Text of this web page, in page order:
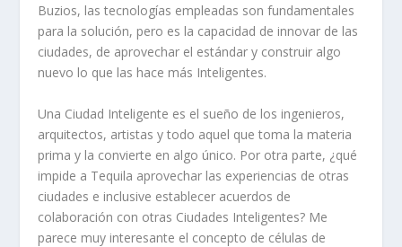
Buzios, las tecnologías empleadas son fundamentales
para la solución, pero es la capacidad de innovar de las
ciudades, de aprovechar el estándar y construir algo
nuevo lo que las hace más Inteligentes.
Una Ciudad Inteligente es el sueño de los ingenieros,
arquitectos, artistas y todo aquel que toma la materia
prima y la convierte en algo único. Por otra parte, ¿qué
impide a Tequila aprovechar las experiencias de otras
ciudades e inclusive establecer acuerdos de
colaboración con otras Ciudades Inteligentes? Me
parece muy interesante el concepto de células de